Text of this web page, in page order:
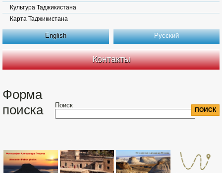
Культура Таджикистана
Карта Таджикистана
English Русский
Контакты
Форма
поиска
Поиск